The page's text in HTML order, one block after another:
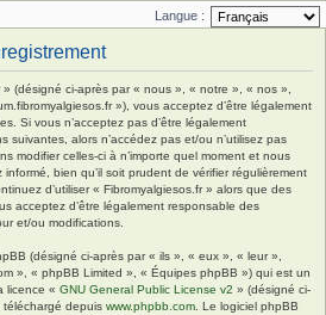
Langue :
(désigné ci-après par « nous », « notre », « nos »,
»), vous acceptez d’être légalement
Si vous n’acceptez pas d’être légalement
suivantes, alors n’accédez pas et/ou n’utilisez pas
modifier celles-ci à n’importe quel moment et nous
bien qu’il soit prudent de vérifier régulièrement
d’utiliser « Fibromyalgiesos.fr » alors que des
acceptez d’être légalement responsable des
et/ou modifications.
(désigné ci-après par « ils », « eux », « leur »,
», « phpBB Limited », « Équipes phpBB ») qui est un
licence « GNU General Public License v2 » (désigné ci-
depuis www.phpbb.com . Le logiciel phpBB